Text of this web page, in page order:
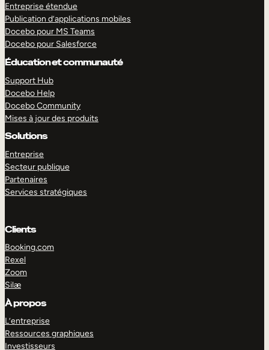
Entreprise étendue
Publication d’applications mobiles
Docebo pour MS Teams
Docebo pour Salesforce
Éducation et communauté
Support Hub
Docebo Help
Docebo Community
Mises à jour des produits
Solutions
Entreprise
Secteur publique
Partenaires
Services stratégiques
Clients
Booking.com
Rexel
Zoom
Silæ
À propos
L’entreprise
Ressources graphiques
Investisseurs